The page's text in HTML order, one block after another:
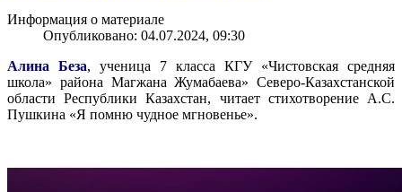
Информация о материале
Опубликовано: 04.07.2024, 09:30
Алина Беза, ученица 7 класса КГУ «Чистовская средняя
школа» района Магжана Жумабаева» Северо-Казахстанской
области Республики Казахстан, читает стихотворение А.С.
Пушкина «Я помню чудное мгновенье».